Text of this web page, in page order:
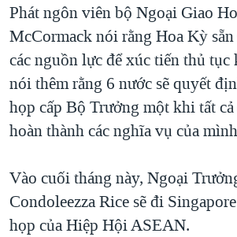
Phát ngôn viên bộ Ngoại Giao
McCormack nói rằng Hoa Kỳ
các nguồn lực để xúc tiến thủ tục
nói thêm rằng 6 nước sẽ quyết
họp cấp Bộ Trưởng một khi tất
hoàn thành các nghĩa vụ của
Vào cuối tháng này, Ngoại
Condoleezza Rice sẽ đi
họp của Hiệp Hội ASEAN.